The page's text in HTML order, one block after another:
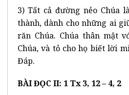
3) Tất cả đường nẻo Chúa
thành, dành cho những ai
răn Chúa. Chúa thân mật
Chúa, và tỏ cho họ biết lời
Đáp.
BÀI ĐỌC II: 1 Tx 3, 12 – 4, 2